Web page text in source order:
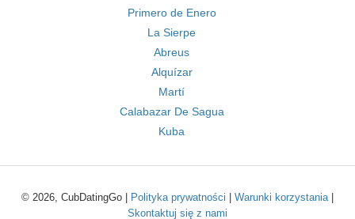
Primero de Enero
La Sierpe
Abreus
Alquízar
Martí
Calabazar De Sagua
Kuba
© 2026, CubDatingGo | Polityka prywatności Warunki korzystania|
Skontaktuj się z nami